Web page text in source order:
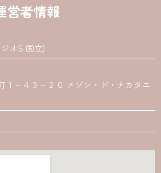
営者情報
オS 国立)
１－４３－２０ メゾン・ド・ナカタニ